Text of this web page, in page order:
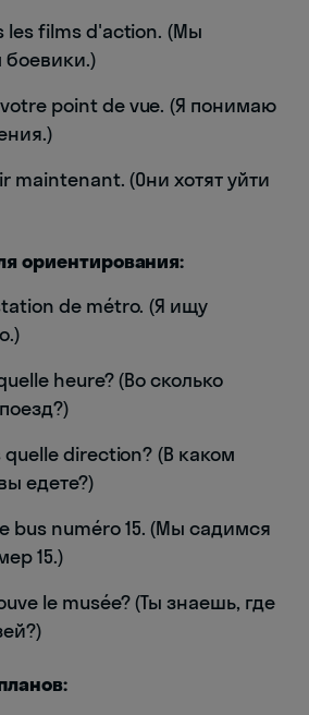
les films d'action. (Мы
боевики.)
point de vue. (Я понимаю
maintenant. (Они хотят уйти
ориентирования:
de métro. (Я ищу
heure? (Во сколько
quelle direction? (В каком
едете?)
bus numéro 15. (Мы садимся
15.)
le musée? (Ты знаешь, где